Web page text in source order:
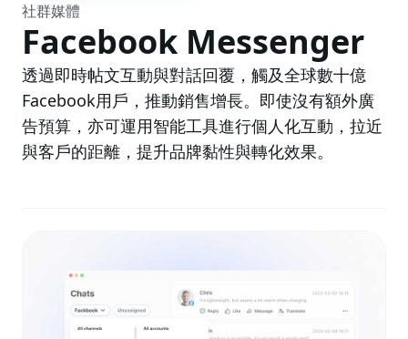
社群媒體
Facebook Messenger
透過即時帖文互動與對話回覆，觸及全球數十億
Facebook用戶，推動銷售增長。即使沒有額外廣
告預算，亦可運用智能工具進行個人化互動，拉近
與客戶的距離，提升品牌黏性與轉化效果。